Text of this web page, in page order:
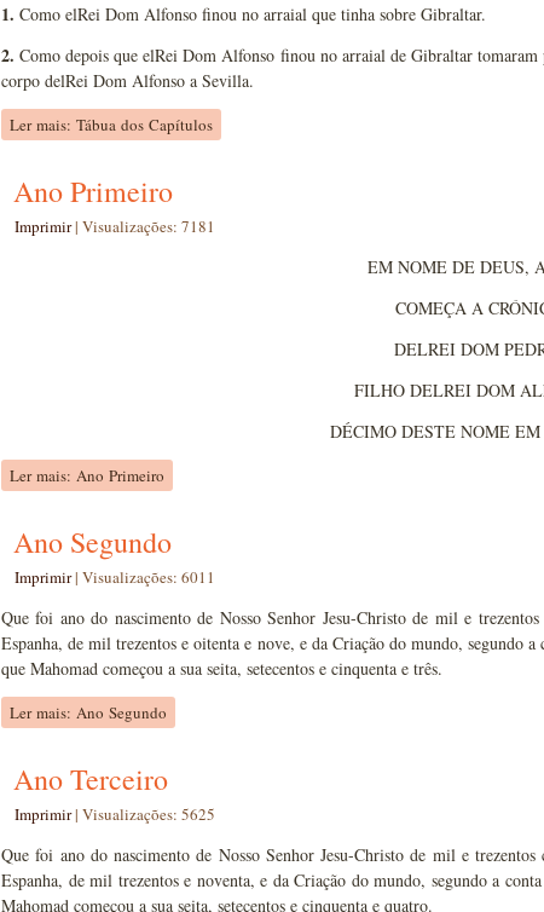
1. Como elRei Dom Alfonso finou no arraial que tinha sobre Gibraltar.
2. Como depois que elRei Dom Alfonso finou no arraial de Gibraltar
corpo delRei Dom Alfonso a Sevilla.
Ler mais: Tábua dos Capítulos
Ano Primeiro
Imprimir| Visualizações: 7181
EM NOME DE DEUS,
COMEÇA A
DELREI DOM
FILHO DELREI DOM
DÉCIMO DESTE NOME
Ler mais: Ano Primeiro
Ano Segundo
Imprimir| Visualizações: 6011
Que foi ano do nascimento de Nosso Senhor Jesu-Christo de mil e
Espanha, de mil trezentos e oitenta e nove, e da Criação do mundo, segundo
que Mahomad começou a sua seita, setecentos e cinquenta e três.
Ler mais: Ano Segundo
Ano Terceiro
Imprimir| Visualizações: 5625
Que foi ano do nascimento de Nosso Senhor Jesu-Christo de mil e
Espanha, de mil trezentos e noventa, e da Criação do mundo, segundo a
Mahomad começou a sua seita, setecentos e cinquenta e quatro.